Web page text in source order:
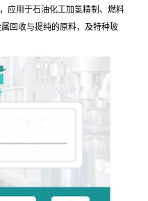
应用于石油化工加氢精制、燃料
回收与提纯的原料，及特种玻